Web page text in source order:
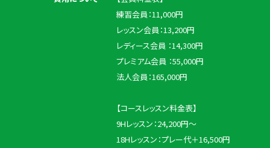
練習会員：11,000円
レッスン会員：13,200円
レディース会員 ：14,300円
プレミアム会員 ：55,000円
法人会員：165,000円
【コースレッスン料金表】
9Hレッスン：24,200円〜
18Hレッスン：プレー代＋16,500円